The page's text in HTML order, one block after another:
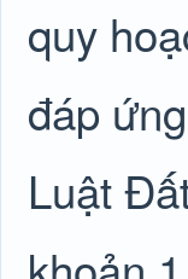
quy
đáp
Luật